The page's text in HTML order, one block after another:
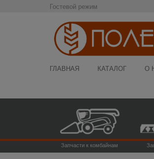
Гостевой режим
ГЛАВНАЯ КАТАЛОГ О
Запчасти к комбайнам